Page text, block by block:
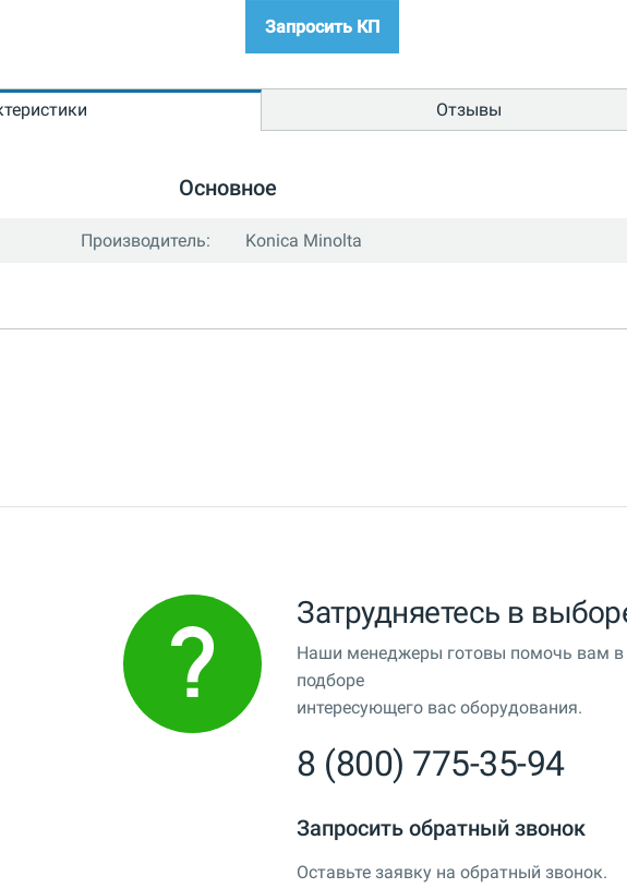
Запросить КП
Отзывы
Основное
Производитель: Konica Minolta
Затрудняетесь в
Наши менеджеры готовы помочь вам в
подборе
интересующего вас оборудования.
8 (800) 775-35-94
Запросить обратный звонок
Оставьте заявку на обратный звонок.